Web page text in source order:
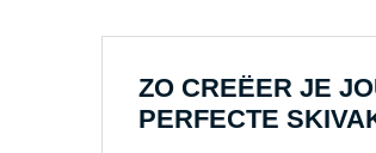
ZO CREËER JE
PERFECTE